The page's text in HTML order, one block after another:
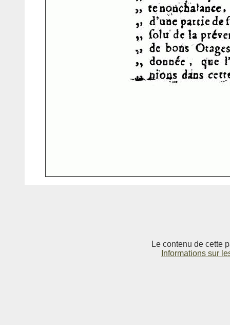
Le contenu de cette
Informations sur